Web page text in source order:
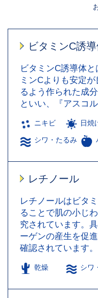
ビタミンC誘
ビタミンC誘導体
ミンCよりも安定
るよう作られた成
といい、『アスコ
ニキビ 日焼
シワ・たるみ
レチノール
レチノールはビタ
ることで肌の小じ
究されています。
ーゲンの産生を促
確認されています。
乾燥 シワ